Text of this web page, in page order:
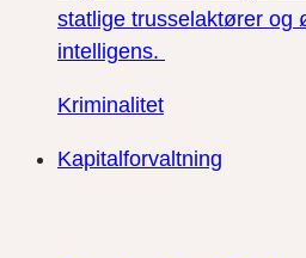
statlige trusselaktører og
intelligens.
Kriminalitet
Kapitalforvaltning